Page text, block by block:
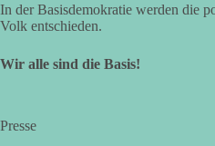
2 Tage(n) zuvor
⚡ Vorsorge ist richtig. Aber
Bundesnetzagentur mit einer
In der Basisdemokratie werden die
Volk entschieden.
Wir alle sind die Basis!
Presse